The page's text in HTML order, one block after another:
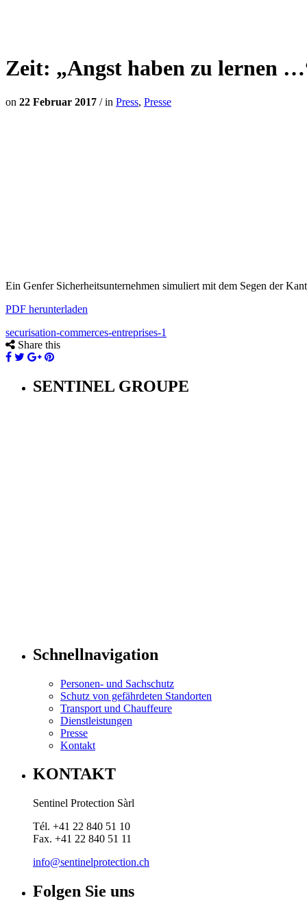
Zeit: „Angst haben zu lernen
on 22 Februar 2017 /in Press, Presse
Ein Genfer Sicherheitsunternehmen simuliert mit dem Segen der
PDF herunterladen
securisation-commerces-entreprises-1
Share this
SENTINEL GROUPE
Schnellnavigation
Personen- und Sachschutz
Schutz von gefährdeten Standorten
Transport und Chauffeure
Dienstleistungen
Presse
Kontakt
KONTAKT
Sentinel Protection Sàrl
Tél. +41 22 840 51 10
Fax. +41 22 840 51 11
info@sentinelprotection.ch
Folgen Sie uns